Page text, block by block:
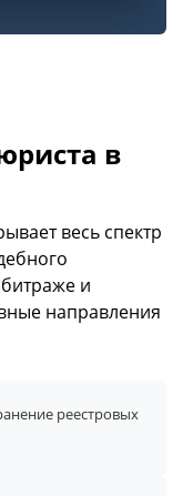
в
весь спектр
и
направления
реестровых